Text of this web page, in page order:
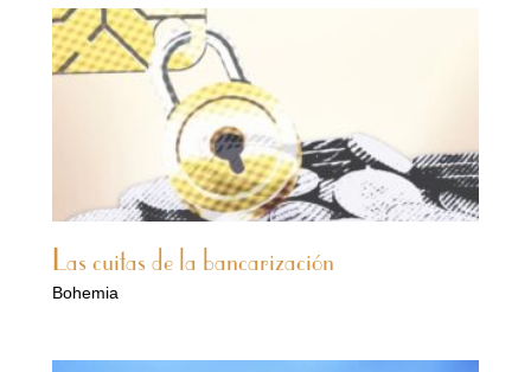
Las cuitas de la bancarización
Bohemia